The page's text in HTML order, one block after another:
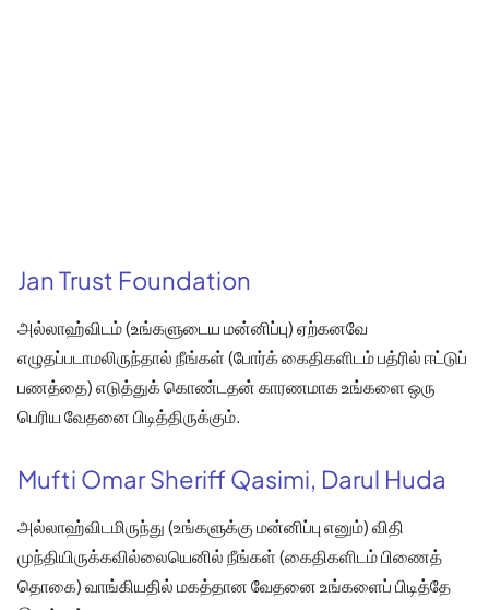
Jan Trust Foundation
அல்லாஹ்விடம் (உங்களுடைய மன்னிப்பு) ஏற்கனவே
எழுதப்படாமலிருந்தால் நீங்கள் (போர்க் கைதிகளிடம் பத்ரில் ஈட்டுப்
பணத்தை) எடுத்துக் கொண்டதன் காரணமாக உங்களை ஒரு
பெரிய வேதனை பிடித்திருக்கும்.
Mufti Omar Sheriff Qasimi, Darul Huda
அல்லாஹ்விடமிருந்து (உங்களுக்கு மன்னிப்பு எனும்) விதி
முந்தியிருக்கவில்லையெனில் நீங்கள் (கைதிகளிடம் பிணைத்
தொகை) வாங்கியதில் மகத்தான வேதனை உங்களைப் பிடித்தே